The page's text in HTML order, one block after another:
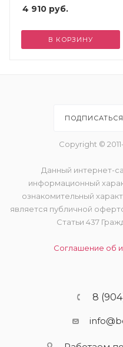
4 910 руб.
В КОРЗИНУ
Copyright ©
Данный интернет-
информационный
ознакомительный
является публичной
Статьи 437
Соглашение об
8